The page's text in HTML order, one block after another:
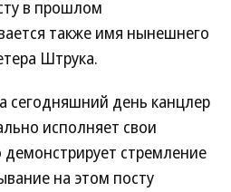
в прошлом
также имя нынешнего
Штрука.
сегодняшний день канцлер
исполняет свои
стремление
на этом посту